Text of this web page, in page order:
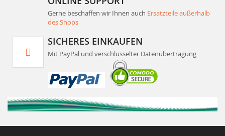
Gerne beschaffen wir Ihnen auch Ersatzteile außerhalb
des Shops
SICHERES EINKAUFEN
Mit PayPal und verschlüsselter Datenübertragung